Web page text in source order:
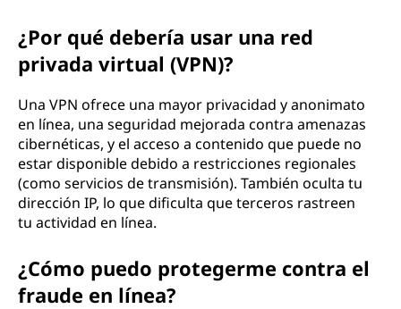
¿Por qué debería usar una red
privada virtual (VPN)?
Una VPN ofrece una mayor privacidad y anonimato
en línea, una seguridad mejorada contra amenazas
cibernéticas, y el acceso a contenido que puede no
estar disponible debido a restricciones regionales
(como servicios de transmisión). También oculta tu
dirección IP, lo que dificulta que terceros rastreen
tu actividad en línea.
¿Cómo puedo protegerme contra el
fraude en línea?